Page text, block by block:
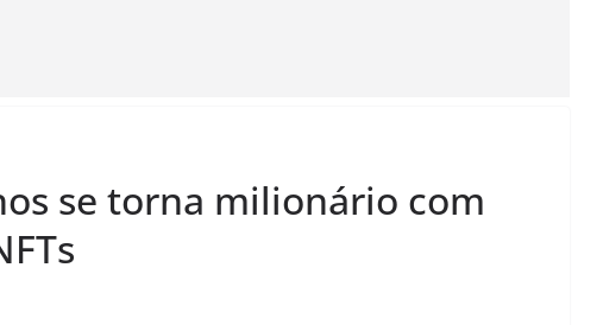
se torna milionário com